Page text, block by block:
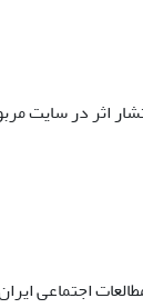
اثر در سایت